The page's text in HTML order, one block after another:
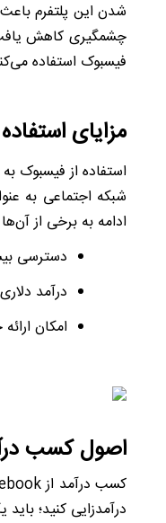
شدن این پلتفرم
چشمگیری کاهش یافت. با این حال، در سال ۲۰۱۵
فیسبوک استفاده
مزایای
استفاده از فیسبوک
شبکه اجتماعی به
ادامه به برخی از
دسترسی
درآمد
امکان
اصول کسب
کسب درآمد از
درآمدزایی کنید؛